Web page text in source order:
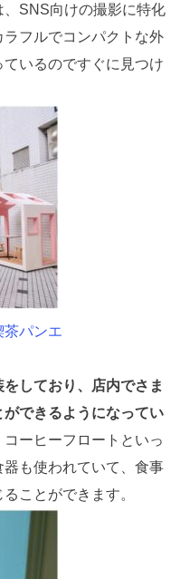
、SNS向けの撮影に特化
フルでコンパクトな外
いるのですぐに見つけ
茶パンエ
しており、店内でさま
できるようになってい
ーヒーフロートといっ
も使われていて、食事
ことができます。